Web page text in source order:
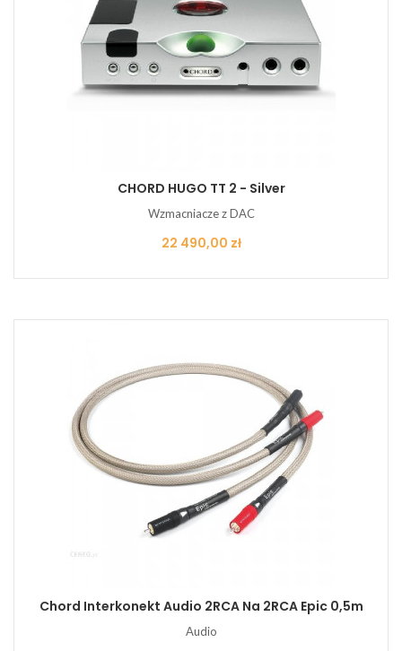
CHORD HUGO TT 2 - Silver
Wzmacniacze z DAC
Cena
22 490,00 zł
Chord Interkonekt Audio 2RCA Na 2RCA Epic 0,5m
Audio